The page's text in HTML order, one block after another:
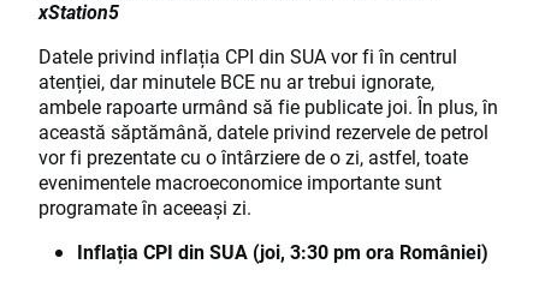
xStation5
Datele privind inflația CPI din SUA vor fi în centrul
atenției, dar minutele BCE nu ar trebui ignorate,
ambele rapoarte urmând să fie publicate joi. În plus, în
această săptămână, datele privind rezervele de petrol
vor fi prezentate cu o întârziere de o zi, astfel, toate
evenimentele macroeconomice importante sunt
programate în aceeași zi.
Inflația CPI din SUA (joi, 3:30 pm ora României)